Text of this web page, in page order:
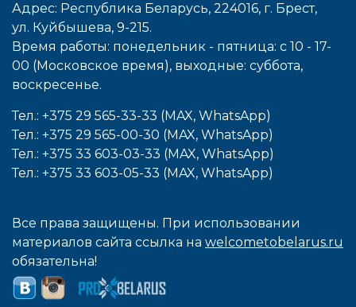
Адрес: Республика Беларусь, 224016, г. Брест,
ул. Куйбышева, 9-215.
Время работы: понедельник - пятница: с 10 - 17-
00 (Московское время), выходные: cуббота,
воcкресенье.
Тел.: +375 29 565-33-33 (MAX, WhatsApp)
Тел.: +375 29 565-00-30 (MAX, WhatsApp)
Тел.: +375 33 603-03-33 (MAX, WhatsApp)
Тел.: +375 33 603-05-33 (MAX, WhatsApp)
Все права защищены. При использовании
материалов сайта ссылка на welcometobelarus.ru
обязательна!